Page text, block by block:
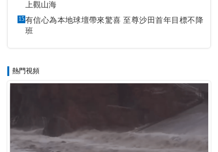
上觀山海
15有信心為本地球壇帶來驚喜 至尊沙田首年目標不降
班
熱門視頻